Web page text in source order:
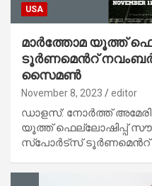
USA
മാർത്തോമ യൂത്ത്
ടൂർണമെൻറ് നവംബർ
സൈമൺ
November 8, 2023 editor
ഡാളസ്: നോർത്ത്
യൂത്ത് ഫെല്ലോഷിപ്പ്
സ്പോർട്സ് ടൂർണമെൻറ്